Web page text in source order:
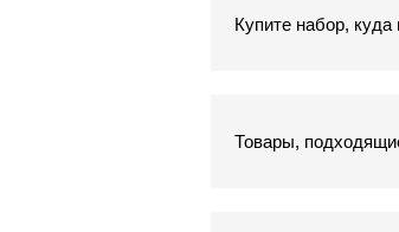
Купите набор,
Товары,